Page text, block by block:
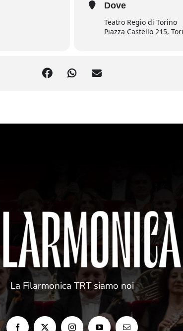
Dove
Teatro Regio di Torino
Piazza Castello 215,
La Filarmonica TRT siamo noi